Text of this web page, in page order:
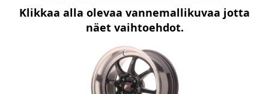
Klikkaa alla olevaa vannemallikuvaa jotta
näet vaihtoehdot.